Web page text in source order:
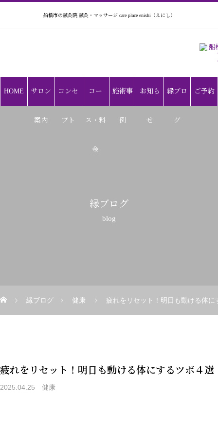
船橋市の鍼灸院 鍼灸・マッサージ care place enishi（えにし）
HOME サロン
案内
コンセ
プト
コー
ス・料
金
施術事
例
お知ら
せ
縁ブロ
グ
ご予約
縁ブログ
blog
縁ブログ 健康 疲れをリセット！明日も動ける体に
疲れをリセット！明日も動ける体にするツボ４選
2025.04.25 健康